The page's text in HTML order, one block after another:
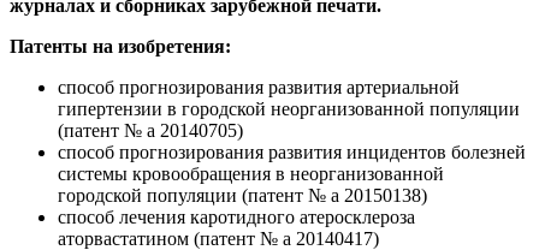
журналах и сборниках зарубежной печати.
Патенты на изобретения:
способ прогнозирования развития артериальной
гипертензии в городской неорганизованной популяции
(патент № а 20140705)
способ прогнозирования развития инцидентов болезней
системы кровообращения в неорганизованной
городской популяции (патент № а 20150138)
способ лечения каротидного атеросклероза
аторвастатином (патент № а 20140417)